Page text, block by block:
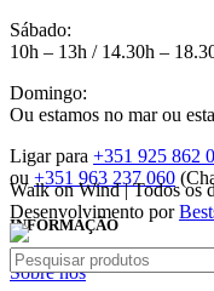
Sábado:
10h – 13h / 14.30h –
Domingo:
Ou estamos no mar ou
Ligar para +351 925 862
ou +351 963 237 060
INFORMAÇÃO
Sobre nós
Walk on Wind | Todos os
Desenvolvimento por